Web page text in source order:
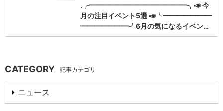
.╭━━━━━━━━━━━━━━╮📣 今
月の注目イベント5選 📣╰━━━━━━━
━━━━━━━╯6月の気になるイベン…
CATEGORY 記事カテゴリ
ニュース